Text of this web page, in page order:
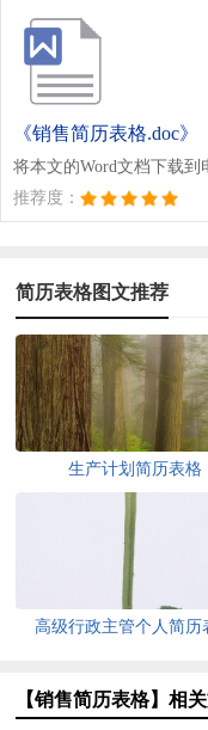
《销售简历表格.doc》
将本文的Word文档下载
推荐度：
简历表格图文推荐
生产计划简历表格
高级行政主管个人简历
【销售简历表格】相关